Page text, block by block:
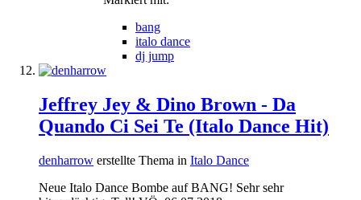
bang
italo dance
dj jump
Jeffrey Jey & Dino Brown - Da
Quando Ci Sei Te (Italo Dance Hit)
denharrow erstellte Thema in Italo Dance
Neue Italo Dance Bombe auf BANG! Sehr sehr